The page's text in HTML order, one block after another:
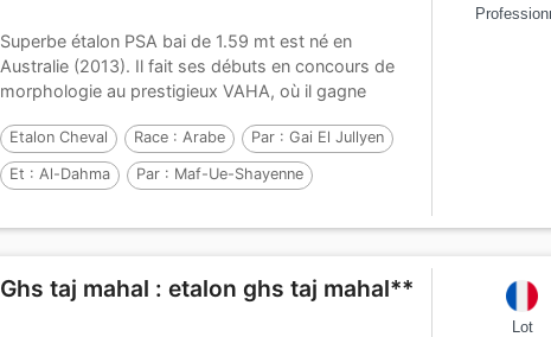
Superbe étalon PSA bai de 1.59 mt est né en
Australie (2013). Il fait ses débuts en concours de
morphologie au prestigieux VAHA, où il gagne
Etalon Cheval Race : Arabe Par :Gai El Jullyen
Et : Al-Dahma Par : Maf-Ue-Shayenne
Ghs taj mahal : etalon ghs taj mahal**
Lot